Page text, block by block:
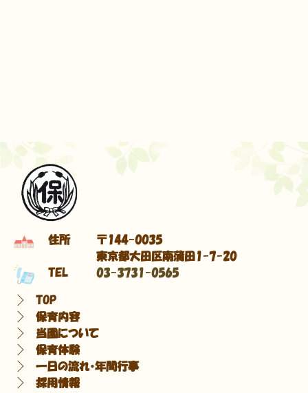
住所
〒144-0035
東京都大田区南蒲田1-7-20
TEL
03-3731-0565
TOP
保育内容
当園について
保育体験
一日の流れ・年間行事
採用情報